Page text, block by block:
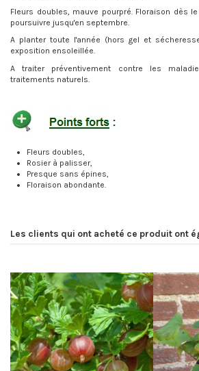
Fleurs doubles, mauve pourpré. Floraison dès
poursuivre jusqu'en septembre.
A planter toute l'année (hors gel et
exposition ensoleillée.
A traiter préventivement contre les
traitements naturels.
Fleurs doubles,
Rosier à palisser,
Presque sans épines,
Floraison abondante.
Les clients qui ont acheté ce produit ont